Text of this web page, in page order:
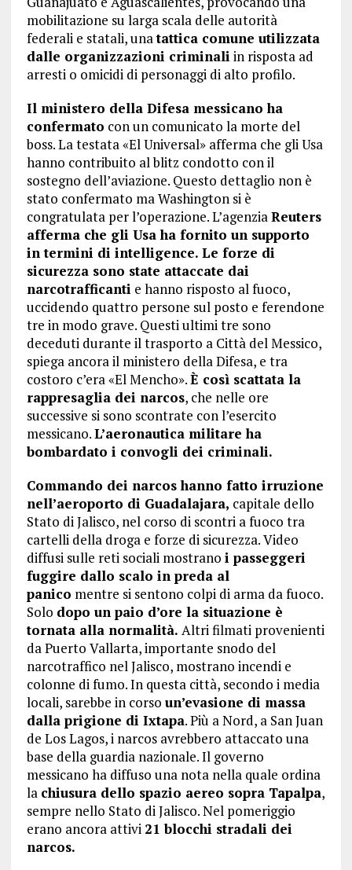
mobilitazione su larga scala delle autorità
federali e statali, unatattica comune utilizzata
dalle organizzazioni criminali in risposta ad
arresti o omicidi di personaggi di alto profilo.
Il ministero della Difesa messicano ha
confermato con un comunicato la morte del
boss. La testata «El Universal» afferma che gli Usa
hanno contribuito al blitz condotto con il
sostegno dell’aviazione. Questo dettaglio non è
stato confermato ma Washington si è
congratulata per l’operazione. L’agenziaReuters
afferma che gli Usa ha fornito un supporto
in termini di intelligence. Le forze di
sicurezza sono state attaccate dai
narcotrafficanti e hanno risposto al fuoco,
uccidendo quattro persone sul posto e ferendone
tre in modo grave. Questi ultimi tre sono
deceduti durante il trasporto a Città del Messico,
spiega ancora il ministero della Difesa, e tra
costoro c’era «El Mencho».È così scattata la
rappresaglia dei narcos, che nelle ore
successive si sono scontrate con l’esercito
messicano.L’aeronautica militare ha
bombardato i convogli dei criminali.
Commando dei narcos hanno fatto irruzione
nell’aeroporto di Guadalajara, capitale dello
Stato di Jalisco, nel corso di scontri a fuoco tra
cartelli della droga e forze di sicurezza. Video
diffusi sulle reti sociali mostrano i passeggeri
fuggire dallo scalo in preda al
panico mentre si sentono colpi di arma da fuoco.
Solo dopo un paio d’ore la situazione è
tornata alla normalità. Altri filmati provenienti
da Puerto Vallarta, importante snodo del
narcotraffico nel Jalisco, mostrano incendi e
colonne di fumo. In questa città, secondo i media
locali, sarebbe in corso un’evasione di massa
dalla prigione di Ixtapa. Più a Nord, a San Juan
de Los Lagos, i narcos avrebbero attaccato una
base della guardia nazionale. Il governo
messicano ha diffuso una nota nella quale ordina
la chiusura dello spazio aereo sopra Tapalpa,
sempre nello Stato di Jalisco. Nel pomeriggio
erano ancora attivi 21 blocchi stradali dei
narcos.